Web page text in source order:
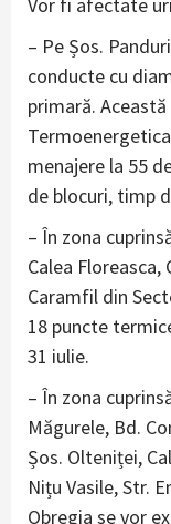
Vor fi afectate
– Pe Șos.
conducte cu
primară.
menajere la 55
de blocuri, timp
– În zona
Calea Floreasca,
Caramfil din
18 puncte
31 iulie.
– În zona
Măgurele, Bd.
Șos. Olteniței,
Nițu Vasile, Str.
Obregia se vor